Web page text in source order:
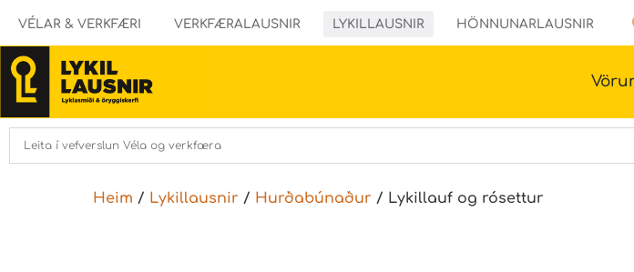
VÉLAR & VERKFÆRI VERKFÆRALAUSNIR LYKILLAUSNIR HÖNNUNARLAUSNIR
Heim / Lykillausnir / Hurðabúnaður / Lykillauf og rósettur